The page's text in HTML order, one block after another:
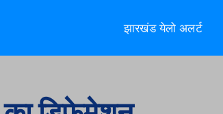
झारखंड येलो अलर्ट